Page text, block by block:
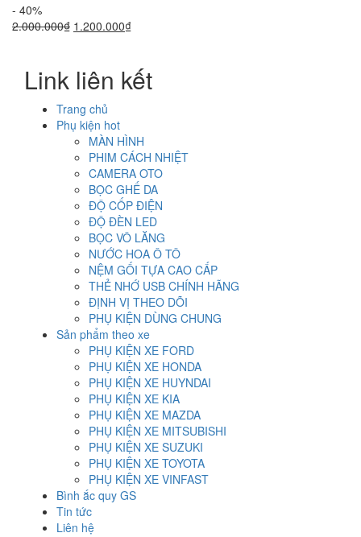
- 40%
2.000.000₫ Giá
2.000.000₫.
1.200.000₫Giá
là:
1.200.000₫.
Link liên kết
Trang chủ
Phụ kiện hot
MÀN HÌNH
PHIM CÁCH NHIỆT
CAMERA OTO
BỌC GHẾ DA
ĐỘ CỐP ĐIỆN
ĐỘ ĐÈN LED
BỌC VÔ LĂNG
NƯỚC HOA Ô TÔ
NỆM GỐI TỰA CAO CẤP
THẺ NHỚ USB CHÍNH HÃNG
ĐỊNH VỊ THEO DÕI
PHỤ KIỆN DÙNG CHUNG
Sản phẩm theo xe
PHỤ KIỆN XE FORD
PHỤ KIỆN XE HONDA
PHỤ KIỆN XE HUYNDAI
PHỤ KIỆN XE KIA
PHỤ KIỆN XE MAZDA
PHỤ KIỆN XE MITSUBISHI
PHỤ KIỆN XE SUZUKI
PHỤ KIỆN XE TOYOTA
PHỤ KIỆN XE VINFAST
Bình ắc quy GS
Tin tức
Liên hệ